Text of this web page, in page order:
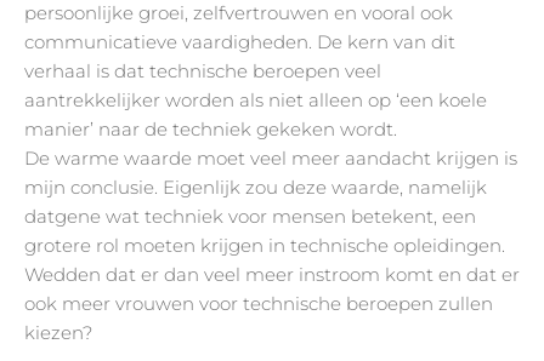
persoonlijke groei, zelfvertrouwen en vooral ook
communicatieve vaardigheden. De kern van dit
verhaal is dat technische beroepen veel
aantrekkelijker worden als niet alleen op ‘een koele
manier’ naar de techniek gekeken wordt.
De warme waarde moet veel meer aandacht krijgen is
mijn conclusie. Eigenlijk zou deze waarde, namelijk
datgene wat techniek voor mensen betekent, een
grotere rol moeten krijgen in technische opleidingen.
Wedden dat er dan veel meer instroom komt en dat er
ook meer vrouwen voor technische beroepen zullen
kiezen?